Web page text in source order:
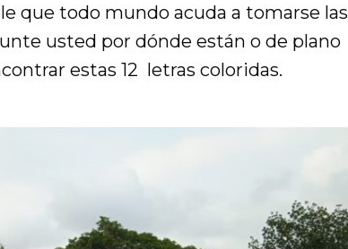
que todo mundo acuda a tomarse las
usted por dónde están o de plano
estas 12 letras coloridas.